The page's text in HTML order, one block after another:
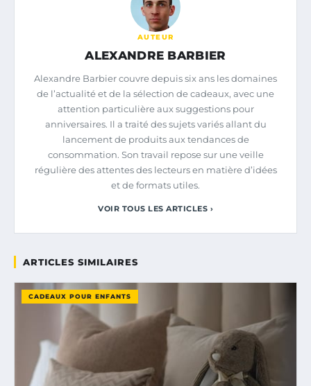
AUTEUR
ALEXANDRE BARBIER
Alexandre Barbier couvre depuis six ans les domaines
de l’actualité et de la sélection de cadeaux, avec une
attention particulière aux suggestions pour
anniversaires. Il a traité des sujets variés allant du
lancement de produits aux tendances de
consommation. Son travail repose sur une veille
régulière des attentes des lecteurs en matière d’idées
et de formats utiles.
VOIR TOUS LES ARTICLES ›
ARTICLES SIMILAIRES
CADEAUX POUR ENFANTS